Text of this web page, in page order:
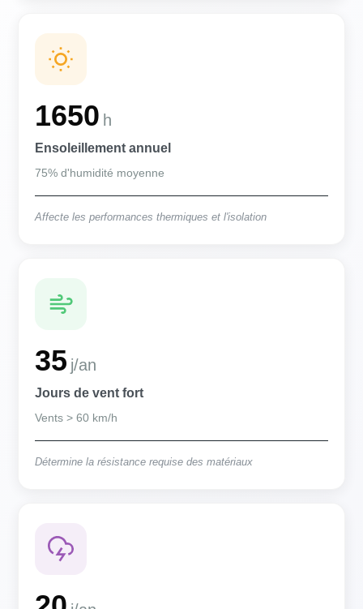
1650 h
Ensoleillement annuel
75% d'humidité moyenne
Affecte les performances thermiques et l'isolation
35 j/an
Jours de vent fort
Vents > 60 km/h
Détermine la résistance requise des matériaux